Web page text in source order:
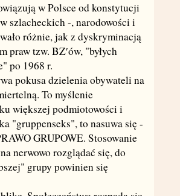
w Polsce od konstytucji
szlacheckich -, narodowości i
różnie, jak z dyskryminacją
praw tzw. BZ′ów, "byłych
po 1968 r.
pokusa dzielenia obywateli na
To myślenie
większej podmiotowości i
"gruppenseks", to nasuwa się -
GRUPOWE. Stosowanie
nerwowo rozglądać się, do
grupy powinien się